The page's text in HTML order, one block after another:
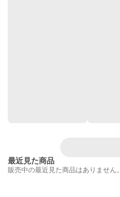
最近見た商品
販売中の最近見た商品はありません。